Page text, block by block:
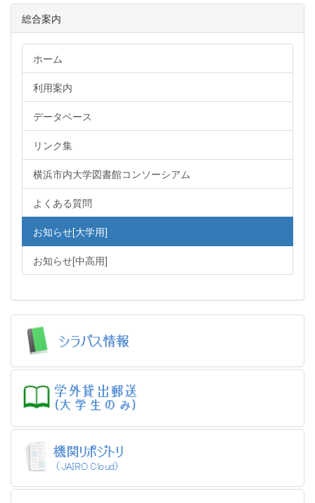
総合案内
ホーム
利用案内
データベース
リンク集
横浜市内大学図書館コンソーシアム
よくある質問
お知らせ[大学用]
お知らせ[中高用]